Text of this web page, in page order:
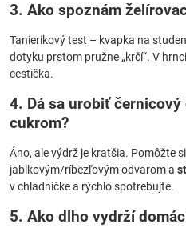
3. Ako spoznám
Tanierikový test – kvapka na
dotyku prstom pružne „krčí“. V
cestička.
4. Dá sa urobiť
cukrom?
Áno, ale výdrž je kratšia. Pomôžte
jablkovým/ríbezľovým odvarom a
v chladničke a rýchlo spotrebujte.
5. Ako dlho vydrží